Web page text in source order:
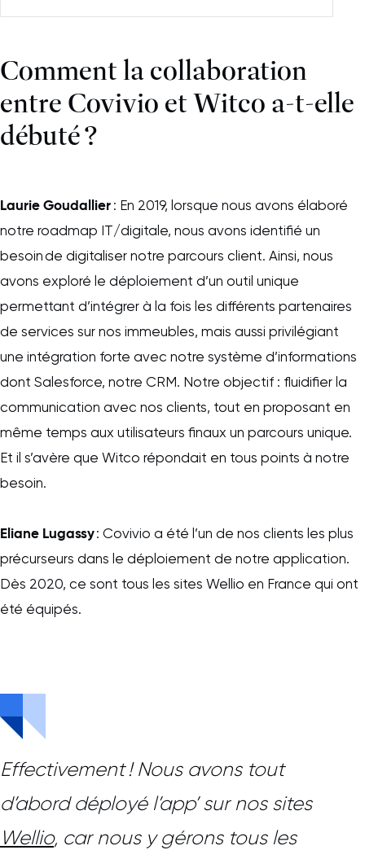
Comment la collaboration
entre Covivio et Witco a-t-elle
débuté ?
Laurie Goudallier : En 2019, lorsque nous avons élaboré
notre roadmap IT/digitale, nous avons identifié un
besoin de digitaliser notre parcours client. Ainsi, nous
avons exploré le déploiement d’un outil unique
permettant d’intégrer à la fois les différents partenaires
de services sur nos immeubles, mais aussi privilégiant
une intégration forte avec notre système d’informations
dont Salesforce, notre CRM. Notre objectif : fluidifier la
communication avec nos clients, tout en proposant en
même temps aux utilisateurs finaux un parcours unique.
Et il s’avère que Witco répondait en tous points à notre
besoin.
Eliane Lugassy: Covivio a été l’un de nos clients les plus
précurseurs dans le déploiement de notre application.
Dès 2020, ce sont tous les sites Wellio en France qui ont
été équipés.
Effectivement ! Nous avons tout
d’abord déployé l’app’ sur nos sites
Wellio, car nous y gérons tous les